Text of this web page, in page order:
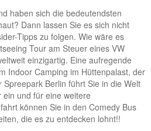
haben sich die bedeutendsten
Dann lassen Sie es sich nicht
Tipps zu folgen. Wie wäre es
Tour am Steuer eines VW
einzigartig. Eine aufregende
Indoor Camping im Hüttenpalast, der
Berlin führt Sie in die Welt
und für eine weitere
können Sie in den Comedy Bus
die es zu entdecken lohnt!!